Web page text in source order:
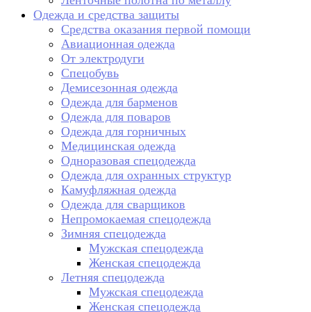
Одежда и средства защиты
Средства оказания первой помощи
Авиационная одежда
От электродуги
Спецобувь
Демисезонная одежда
Одежда для барменов
Одежда для поваров
Одежда для горничных
Медицинская одежда
Одноразовая спецодежда
Одежда для охранных структур
Камуфляжная одежда
Одежда для сварщиков
Непромокаемая спецодежда
Зимняя спецодежда
Мужская спецодежда
Женская спецодежда
Летняя спецодежда
Мужская спецодежда
Женская спецодежда